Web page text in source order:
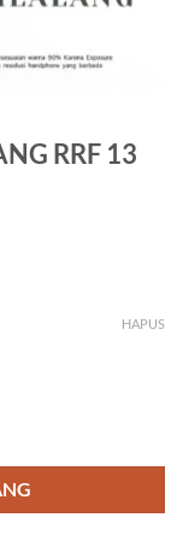
RRF 13
HAPUS